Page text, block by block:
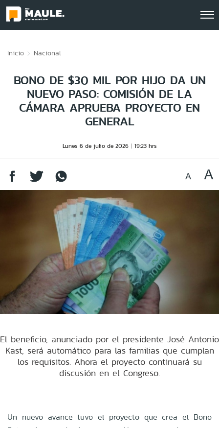
Inicio Nacional
BONO DE $30 MIL POR HIJO DA UN
NUEVO PASO: COMISIÓN DE LA
CÁMARA APRUEBA PROYECTO EN
GENERAL
Lunes 6 de julio de 2026 19:23 hrs
El beneficio, anunciado por el presidente José Antonio
Kast, será automático para las familias que cumplan
los requisitos. Ahora el proyecto continuará su
discusión en el Congreso.
Un nuevo avance tuvo el proyecto que crea el Bono